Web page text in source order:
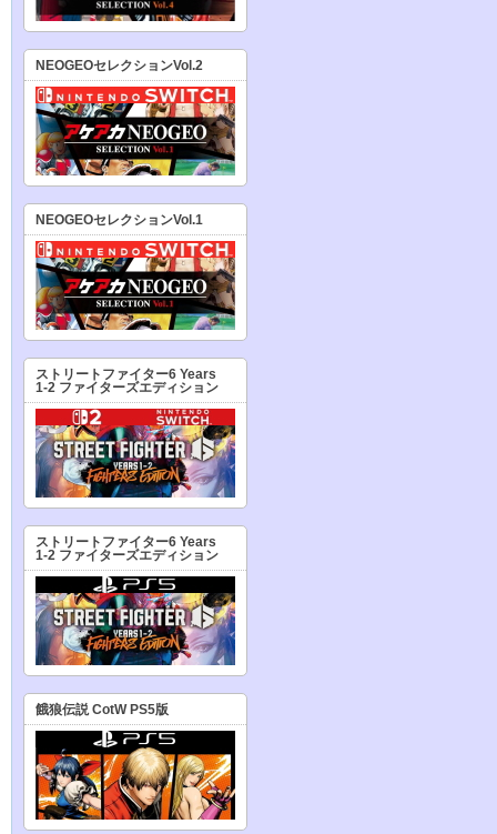
NEOGEOセレクションVol.2
NEOGEOセレクションVol.1
ストリートファイター6 Years
1-2 ファイターズエディション
ストリートファイター6 Years
1-2 ファイターズエディション
餓狼伝説 CotW PS5版